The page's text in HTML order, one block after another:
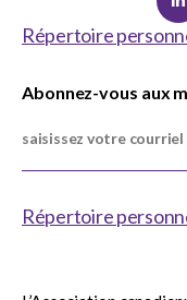
Répertoire
Abonnez-vous aux
Répertoire